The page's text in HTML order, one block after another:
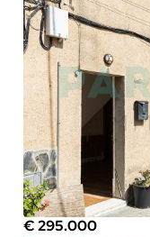
€ 295.000